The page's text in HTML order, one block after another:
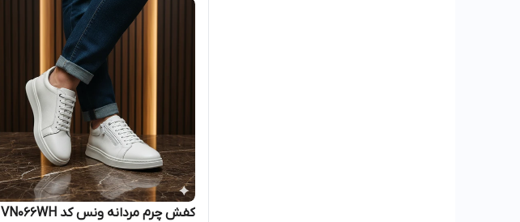
کفش چرم مردانه ونس کد VN066WH